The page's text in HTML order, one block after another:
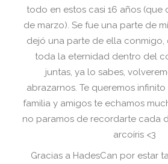
todo en estos casi 16 años (que
de marzo). Se fue una parte de
dejó una parte de ella
toda la eternidad dentro del
juntas, ya lo sabes,
abrazarnos. Te queremos
familia y amigos te echamos
no paramos de recordarte cada
arcoíris <3
Gracias a HadesCan por estar